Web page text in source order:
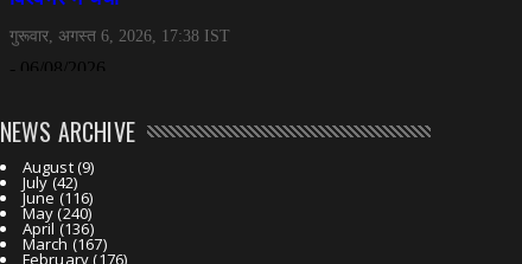
NEWS ARCHIVE
August(9)
July(42)
June(116)
May(240)
April (136)
March (167)
February(176)